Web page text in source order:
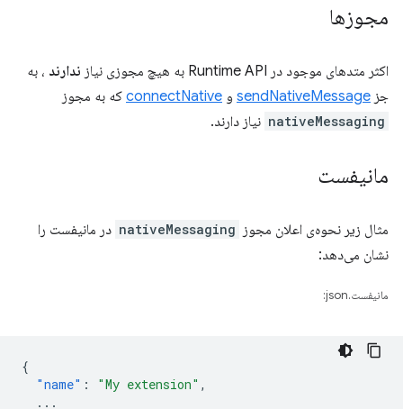
مجوزها
اکثر متدهای موجود در Runtime API به هیچ مجوزی نیاز ندارند ، به
جز sendNativeMessage و connectNative که به مجوز
nativeMessaging نیاز دارند.
مانیفست
مثال زیر نحوه‌ی اعلان مجوز nativeMessaging در مانیفست را
نشان می‌دهد:
مانیفست.json:
{
"name" : "My extension" ,
...